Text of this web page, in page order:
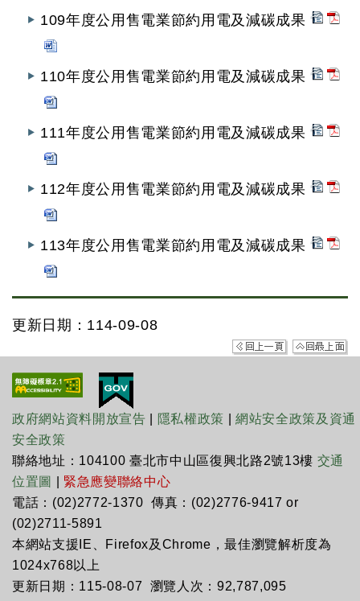
109年度公用售電業節約用電及減碳成果
110年度公用售電業節約用電及減碳成果
111年度公用售電業節約用電及減碳成果
112年度公用售電業節約用電及減碳成果
113年度公用售電業節約用電及減碳成果
更新日期：114-09-08
政府網站資料開放宣告 隱私權政策 |網站安全政策及資通
安全政策
聯絡地址：104100 臺北市中山區復興北路2號13樓 交通
位置圖
緊急應變聯絡中心
電話：(02)2772-1370 傳真：(02)2776-9417 or
(02)2711-5891
本網站支援IE、Firefox及Chrome，最佳瀏覽解析度為
1024x768以上
更新日期：115-08-07 瀏覽人次：92,787,095